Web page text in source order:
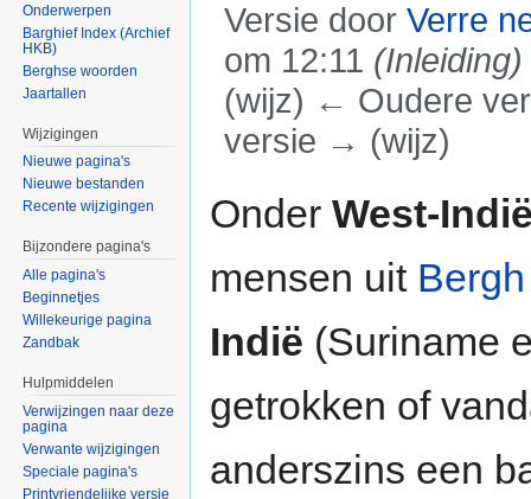
Versie door Verre
om 12:11 (Inleiding)
(wijz) ← Oudere
versie → (wijz)
Onder West-
mensen uit Bergh
Indië (Suriname
getrokken of
anderszins een
Onderwerpen
Barghief Index (Archief
HKB)
Berghse woorden
Jaartallen
Wijzigingen
Nieuwe pagina's
Nieuwe bestanden
Recente wijzigingen
Bijzondere pagina's
Alle pagina's
Beginnetjes
Willekeurige pagina
Zandbak
Hulpmiddelen
Verwijzingen naar deze
pagina
Verwante wijzigingen
Speciale pagina's
Printvriendelijke versie